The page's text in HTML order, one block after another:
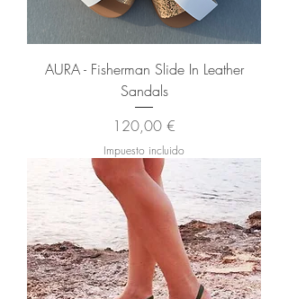
AURA - Fisherman Slide In Leather
Sandals
Precio
120,00 €
Impuesto incluido